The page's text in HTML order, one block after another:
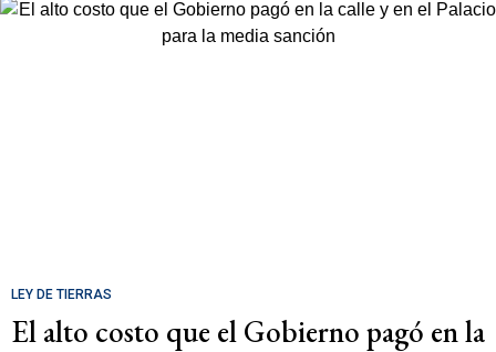
LEY DE TIERRAS
El alto costo que el Gobierno pagó en la